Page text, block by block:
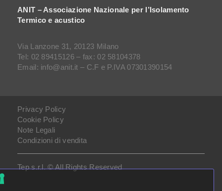
ANIT – Associazione Nazionale per l’Isolamento
Termico e acustico
Via Lanzone 31, 20123 Milano
Tel: 02 89415126 – fax: 02 58104378
Email: info@anit.it – C.F e P.IVA 07301390154
Tep s.r.l. © All Rights Reserved
Privacy Policy
Cookie Policy
Note Legali
Condizioni di vendita